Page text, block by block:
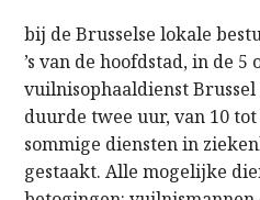
bij de Brusselse lokale
’s van de hoofdstad, in de
vuilnisophaaldienst
duurde twee uur, van 10
sommige diensten in
gestaakt. Alle mogelijke